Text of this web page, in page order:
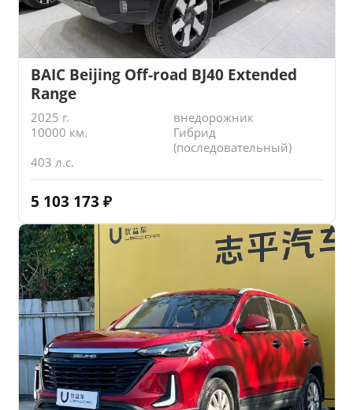
BAIC Beijing Off-road BJ40 Extended
Range
2025 г.
внедорожник
10000 км.
Гибрид
(последовательный)
403 л.с.
5 103 173 ₽